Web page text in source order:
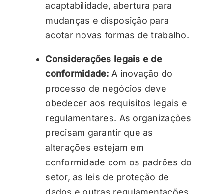
adaptabilidade, abertura para
mudanças e disposição para
adotar novas formas de trabalho.
Considerações legais e de
conformidade:A inovação do
processo de negócios deve
obedecer aos requisitos legais e
regulamentares. As organizações
precisam garantir que as
alterações estejam em
conformidade com os padrões do
setor, as leis de proteção de